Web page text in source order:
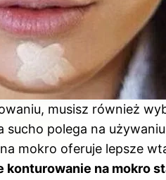
musisz również
polega na
mokro oferuje lepsze
konturowanie na mokro